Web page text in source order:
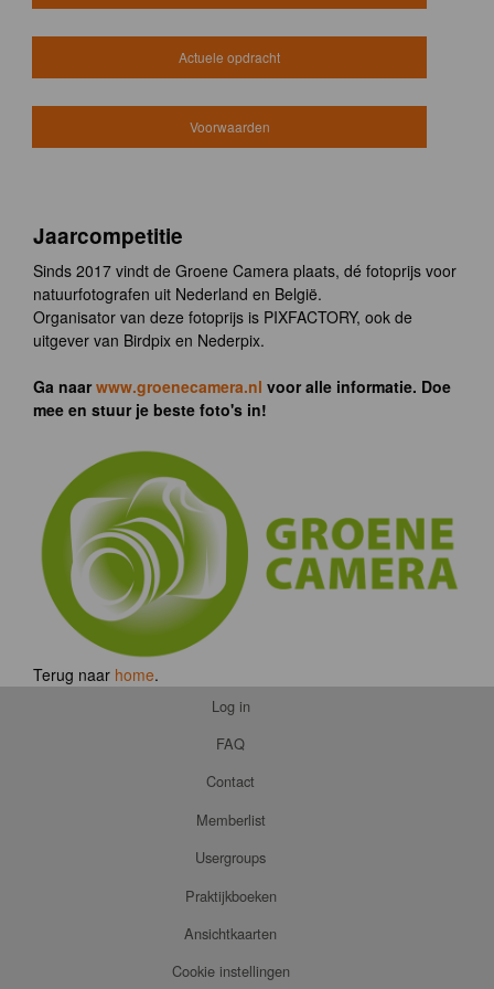
Actuele opdracht
Voorwaarden
Jaarcompetitie
Sinds 2017 vindt de Groene Camera plaats, dé fotoprijs voor
natuurfotografen uit Nederland en België.
Organisator van deze fotoprijs is PIXFACTORY, ook de
uitgever van Birdpix en Nederpix.
Ga naarwww.groenecamera.nl voor alle informatie. Doe
mee en stuur je beste foto's in!
Terug naar home.
Log in
FAQ
Contact
Memberlist
Usergroups
Praktijkboeken
Ansichtkaarten
Cookie instellingen